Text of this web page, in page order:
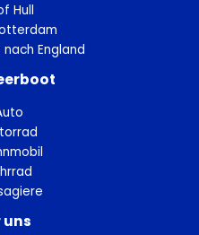
Hull
England
uns